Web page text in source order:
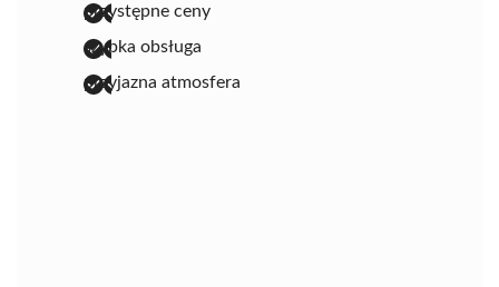
przystępne ceny
szybka obsługa
przyjazna atmosfera